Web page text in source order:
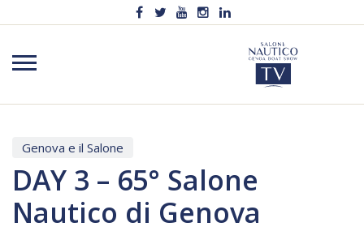
Genova e il Salone
DAY 3 – 65° Salone
Nautico di Genova